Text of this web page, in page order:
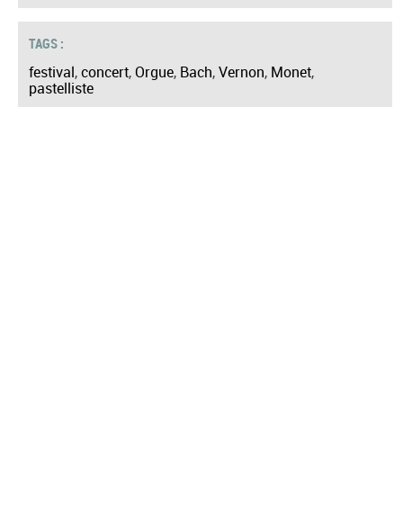
TAGS :
festival,concert,Orgue, Bach,Vernon, Monet,
pastelliste